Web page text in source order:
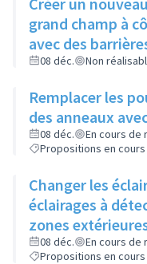
grand champ à
avec des
pour qu'il y ait
08 déc. Non
Remplacer les
des anneaux
08 déc.
En cours de
Propositions en
Changer les
éclairages à
zones
pas gêner
08 déc.
En cours de
Propositions en